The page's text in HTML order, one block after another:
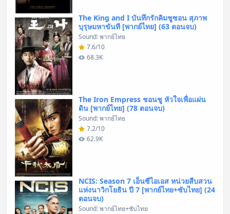
The King and I บันทึกรักคิมชูซอน สุภาพ
บุรุษมหาขันที [พากย์ไทย] (63 ตอนจบ)
Sound: พากย์ไทย
7.6/10
68.3K
The Iron Empress ชอนชู หัวใจเพื่อแผ่น
ดิน [พากย์ไทย] (78 ตอนจบ)
Sound: พากย์ไทย
7.2/10
62.9K
NCIS: Season 7 เอ็นซีไอเอส หน่วยสืบสวน
แห่งนาวิกโยธิน ปี 7 [พากย์ไทย+ซับไทย] (24
ตอนจบ)
Sound: พากย์ไทย+ซับไทย